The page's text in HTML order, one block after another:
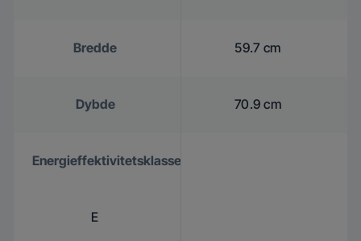
Bredde 59.7 cm
Dybde 70.9 cm
Energieffektivitetsklasse
E